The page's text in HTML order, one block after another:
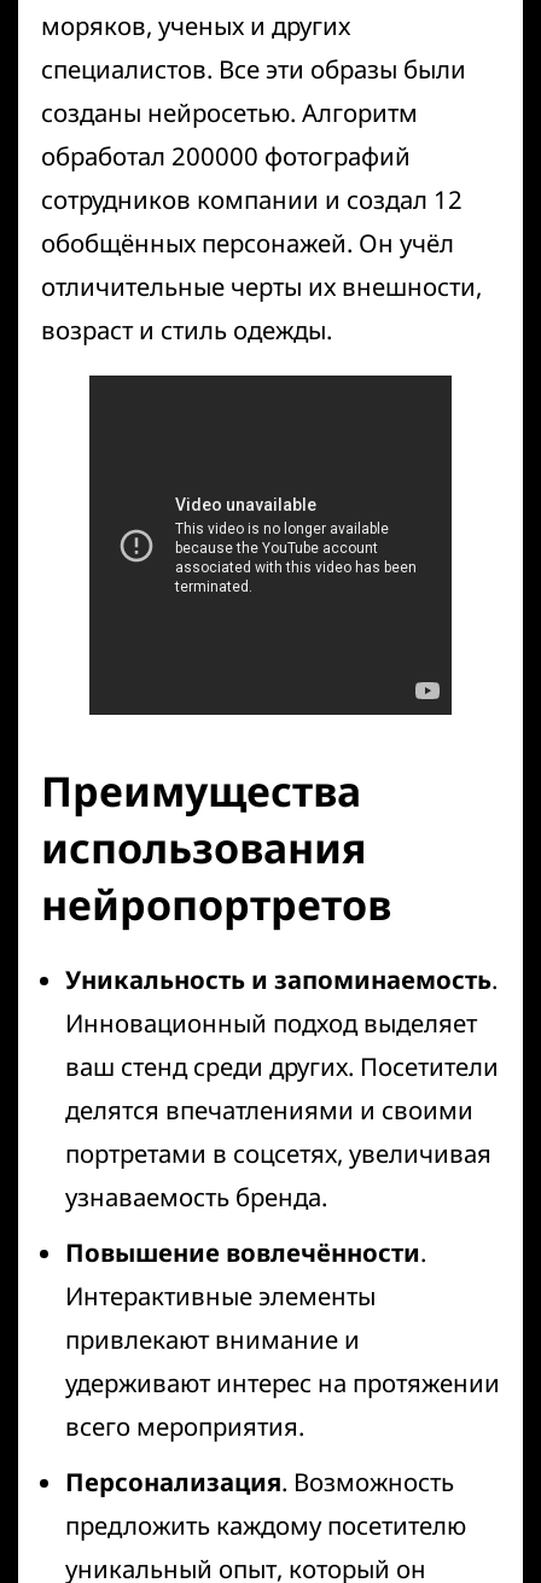
моряков, ученых и других
специалистов. Все эти образы были
созданы нейросетью. Алгоритм
обработал 200000 фотографий
сотрудников компании и создал 12
обобщённых персонажей. Он учёл
отличительные черты их внешности,
возраст и стиль одежды.
Преимущества
использования
нейропортретов
Уникальность и запоминаемость.
Инновационный подход выделяет
ваш стенд среди других. Посетители
делятся впечатлениями и своими
портретами в соцсетях, увеличивая
узнаваемость бренда.
Повышение вовлечённости.
Интерактивные элементы
привлекают внимание и
удерживают интерес на протяжении
всего мероприятия.
Персонализация. Возможность
предложить каждому посетителю
уникальный опыт, который он